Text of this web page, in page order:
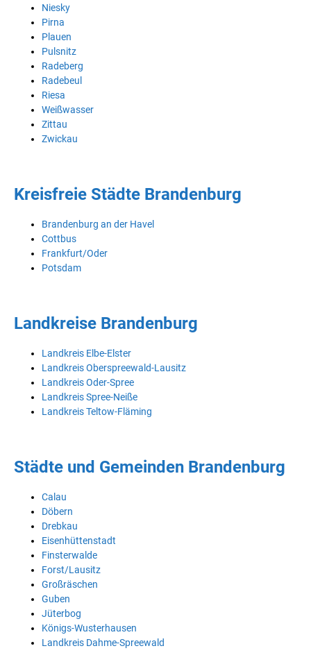
Niesky
Pirna
Plauen
Pulsnitz
Radeberg
Radebeul
Riesa
Weißwasser
Zittau
Zwickau
Kreisfreie Städte Brandenburg
Brandenburg an der Havel
Cottbus
Frankfurt/Oder
Potsdam
Landkreise Brandenburg
Landkreis Elbe-Elster
Landkreis Oberspreewald-Lausitz
Landkreis Oder-Spree
Landkreis Spree-Neiße
Landkreis Teltow-Fläming
Städte und Gemeinden Brandenburg
Calau
Döbern
Drebkau
Eisenhüttenstadt
Finsterwalde
Forst/Lausitz
Großräschen
Guben
Jüterbog
Königs-Wusterhausen
Landkreis Dahme-Spreewald